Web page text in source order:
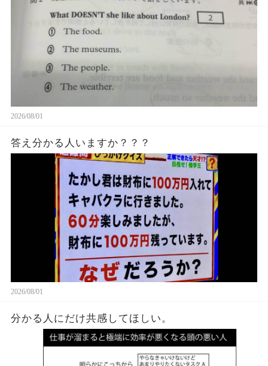
2026/08/01
答え分かる人いますか？？？
2026/08/01
分かる人にだけ共感してほしい。